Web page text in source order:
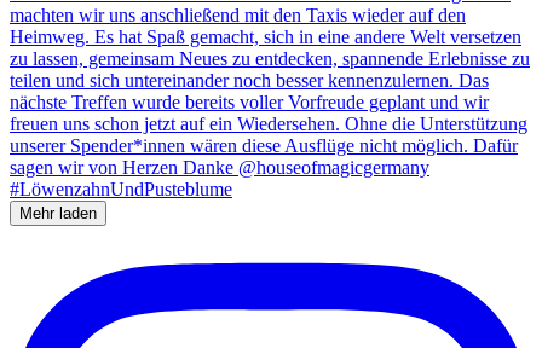
Mehr laden